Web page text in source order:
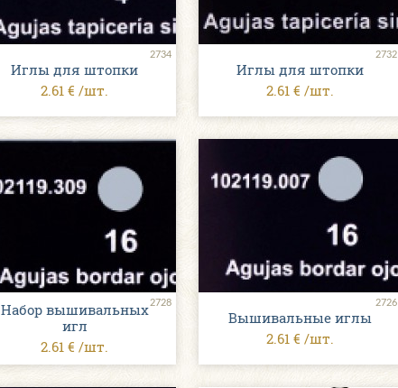
2734
Иглы для штопки
2.61 € /шт.
2732
Иглы для штопки
2.61 € /шт.
2728
Набор вышивальных
игл
2.61 € /шт.
2726
Вышивальные иглы
2.61 € /шт.